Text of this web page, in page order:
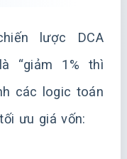
lược DCA
“giảm 1% thì
các logic toán
ưu giá vốn: